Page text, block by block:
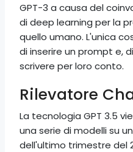
GPT-3 a causa del
di deep learning per la
quello umano. L'unica
di inserire un prompt e,
scrivere per loro conto.
Rilevatore
La tecnologia GPT 3.5
una serie di modelli su
dell'ultimo trimestre del